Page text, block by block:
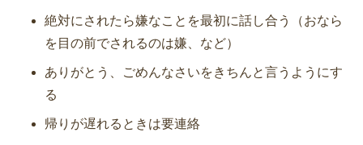
絶対にされたら嫌なことを最初に話し合う（おなら
を目の前でされるのは嫌、など）
ありがとう、ごめんなさいをきちんと言うようにす
る
帰りが遅れるときは要連絡